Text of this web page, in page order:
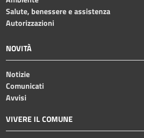
Salute, benessere e assistenza
Autorizzazioni
NOVITÀ
Notizie
Comunicati
Avvisi
VIVERE IL COMUNE